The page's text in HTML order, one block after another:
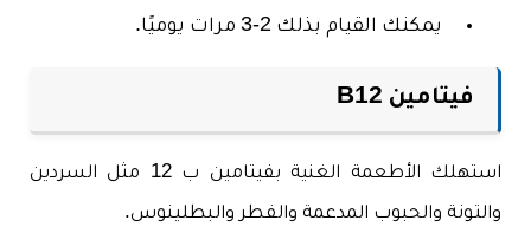
يمكنك القيام بذلك 2-3 مرات يوميًا.
فيتامين B12
استهلك الأطعمة الغنية بفيتامين ب 12 مثل السردين
والتونة والحبوب المدعمة والفطر والبطلينوس.